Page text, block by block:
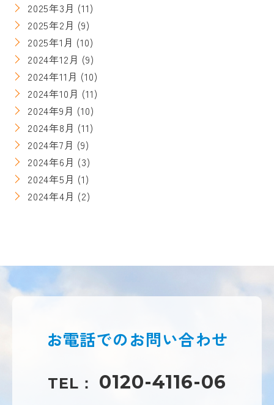
2025年3月 (11)
2025年2月 (9)
2025年1月 (10)
2024年12月 (9)
2024年11月 (10)
2024年10月 (11)
2024年9月 (10)
2024年8月 (11)
2024年7月 (9)
2024年6月 (3)
2024年5月 (1)
2024年4月 (2)
お電話でのお問い合わせ
TEL： 0120-4116-06